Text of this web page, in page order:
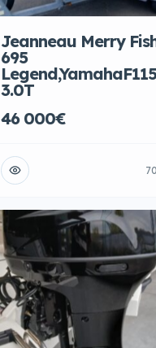
Jeanneau Merry
695
3.0T
46 000€